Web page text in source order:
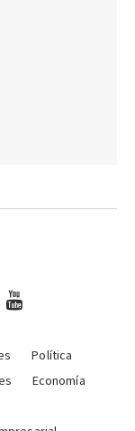
Política
Economía